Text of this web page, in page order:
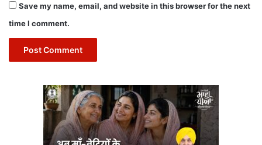
Save my name, email, and website in this browser for the next
time I comment.